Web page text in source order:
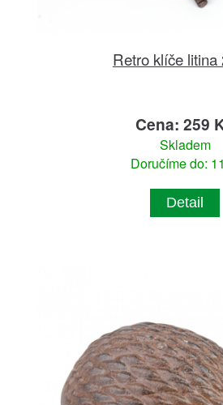
Retro klíče litina
Cena: 259
Skladem
Doručíme do:
Detail